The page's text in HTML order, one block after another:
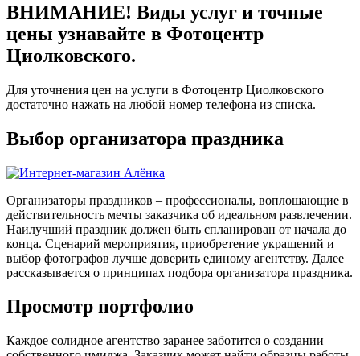
ВНИМАНИЕ! Виды услуг и точные
цены узнавайте в Фотоцентр
Циолковского.
Для уточнения цен на услуги в Фотоцентр Циолковского
достаточно нажать на любой номер телефона из списка.
Выбор организатора праздника
Организаторы праздников – профессионалы, воплощающие в
действительность мечты заказчика об идеальном развлечении.
Наилучший праздник должен быть спланирован от начала до
конца. Сценарий мероприятия, приобретение украшений и
выбор фотографов лучше доверить единому агентству. Далее
рассказывается о принципах подбора организатора праздника.
Просмотр портфолио
Каждое солидное агентство заранее заботится о создании